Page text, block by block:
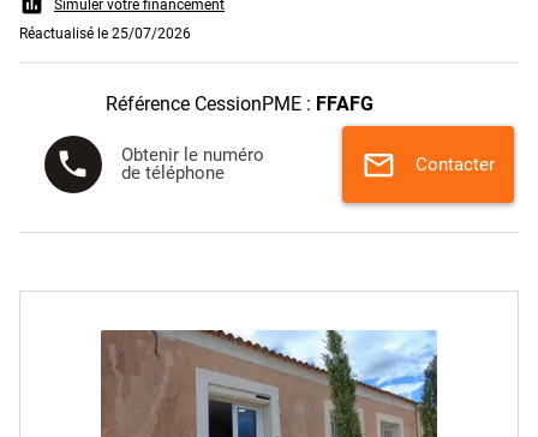
Simuler votre financement
Réactualisé le 25/07/2026
Référence CessionPME : FFAFG
phone
Obtenir le numéro
de téléphone
mail Contacter